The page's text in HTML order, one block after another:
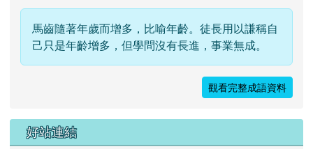
馬齒隨著年歲而增多，比喻年齡。徒長用以謙稱自
己只是年齡增多，但學問沒有長進，事業無成。
觀看完整成語資料
右邊區域內容
好站連結